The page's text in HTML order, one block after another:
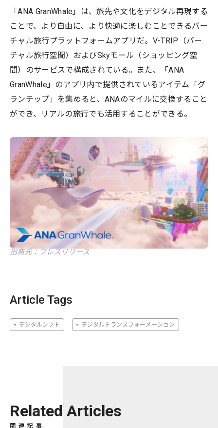
「ANA GranWhale」は、旅先や文化をデジタル再現する
ことで、より自由に、より快適に楽しむことできるバー
チャル旅行プラットフォームアプリだ。V-TRIP（バー
チャル旅行空間）およびSkyモール（ショッピング空
間）のサービスで構成されている。また、「ANA
GranWhale」のアプリ内で提供されているアイテム「グ
ランチップ」を集めると、ANAのマイルに交換すること
ができ、リアルの旅行でも活用することができる。
出典元：プレスリリース
Article Tags
デジタルシフト デジタルトランスフォーメーション
Related Articles
関連記事